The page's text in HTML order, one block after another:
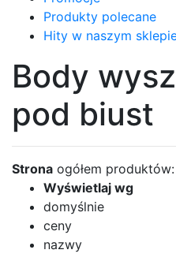
Produkty polecane
Hity w naszym
Body
pod biust
Strona ogółem
Wyświetlaj wg
domyślnie
ceny
nazwy